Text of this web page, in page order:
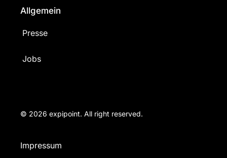
Allgemein
Presse
Jobs
© 2026 expipoint. All right reserved.
Impressum